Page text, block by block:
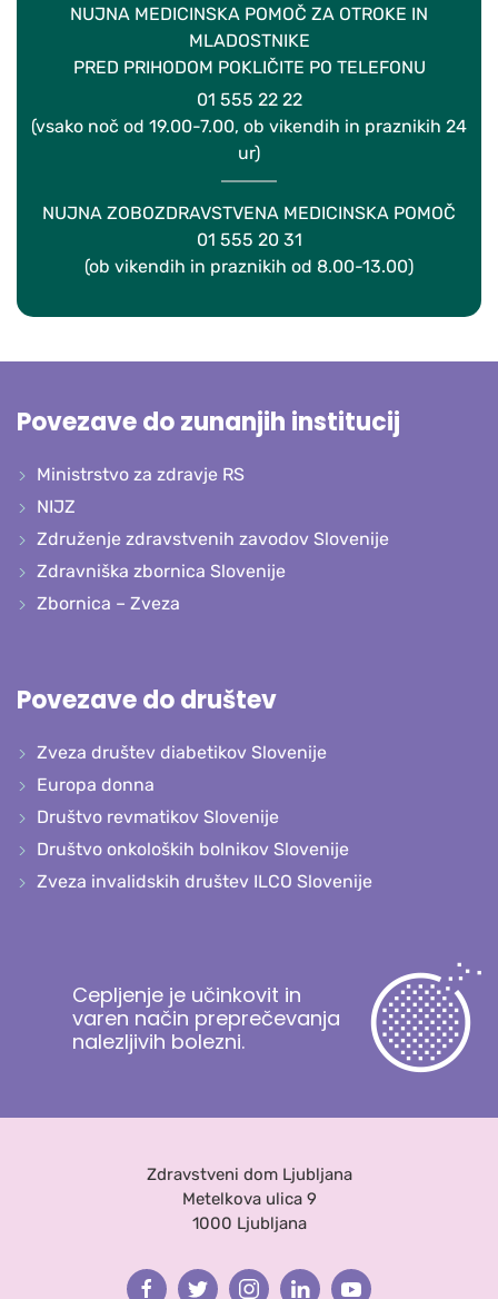
NUJNA MEDICINSKA POMOČ ZA OTROKE IN
MLADOSTNIKE
PRED PRIHODOM POKLIČITE PO TELEFONU
01 555 22 22
(vsako noč od 19.00-7.00, ob vikendih in praznikih 24
ur)
NUJNA ZOBOZDRAVSTVENA MEDICINSKA POMOČ
01 555 20 31
(ob vikendih in praznikih od 8.00-13.00)
Povezave do zunanjih institucij
Ministrstvo za zdravje RS
NIJZ
Združenje zdravstvenih zavodov Slovenije
Zdravniška zbornica Slovenije
Zbornica – Zveza
Povezave do društev
Zveza društev diabetikov Slovenije
Europa donna
Društvo revmatikov Slovenije
Društvo onkoloških bolnikov Slovenije
Zveza invalidskih društev ILCO Slovenije
Cepljenje je učinkovit in
varen način preprečevanja
nalezljivih bolezni.
Zdravstveni dom Ljubljana
Metelkova ulica 9
1000 Ljubljana
FacebookTwitterInstagramLinkedinYoutube